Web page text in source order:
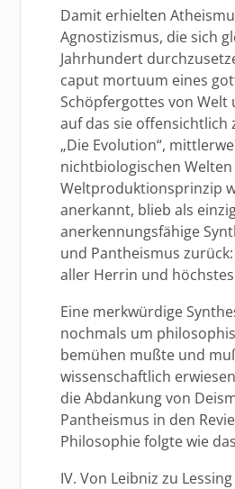
Damit erhielten
Agnostizismus, die sich
Jahrhundert
caput mortuum eines
Schöpfergottes von Welt
auf das sie
„Die Evolution“,
nichtbiologischen
Weltproduktionsprinzip
anerkannt, blieb als
anerkennungsfähige
und Pantheismus
aller Herrin und
Eine merkwürdige
nochmals um
bemühen mußte und
wissenschaftlich
die Abdankung von
Pantheismus in den
Philosophie folgte wie
IV. Von Leibniz zu